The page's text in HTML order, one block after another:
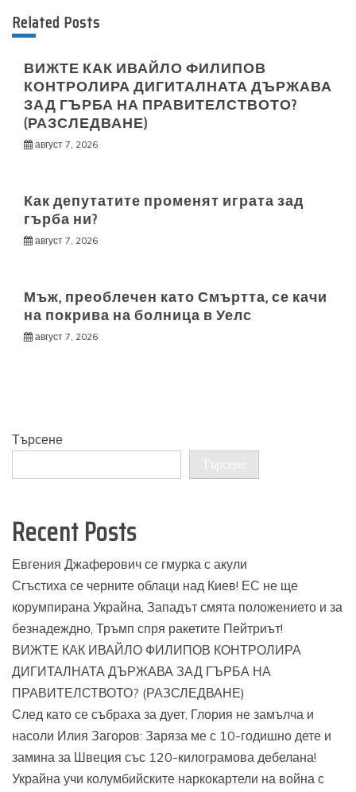
Related Posts
ВИЖТЕ КАК ИВАЙЛО ФИЛИПОВ
КОНТРОЛИРА ДИГИТАЛНАТА ДЪРЖАВА
ЗАД ГЪРБА НА ПРАВИТЕЛСТВОТО?
(РАЗСЛЕДВАНЕ)
август 7, 2026
Как депутатите променят играта зад
гърба ни?
август 7, 2026
Мъж, преоблечен като Смъртта, се качи
на покрива на болница в Уелс
август 7, 2026
Търсене
Търсене
Recent Posts
Евгения Джаферович се гмурка с акули
Сгъстиха се черните облаци над Киев! ЕС не ще
корумпирана Украйна, Западът смята положението и за
безнадеждно, Тръмп спря ракетите Пейтриът!
ВИЖТЕ КАК ИВАЙЛО ФИЛИПОВ КОНТРОЛИРА
ДИГИТАЛНАТА ДЪРЖАВА ЗАД ГЪРБА НА
ПРАВИТЕЛСТВОТО? (РАЗСЛЕДВАНЕ)
След като се събраха за дует, Глория не замълча и
насоли Илия Загоров: Заряза ме с 10-годишно дете и
замина за Швеция със 120-килограмова дебелана!
Украйна учи колумбийските наркокартели на война с